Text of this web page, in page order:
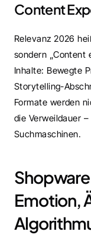
Content
Relevanz 2026
sondern „Content
Inhalte: Bewegte
Storytelling-
Formate werden
die Verweildauer
Suchmaschinen.
Emotion,